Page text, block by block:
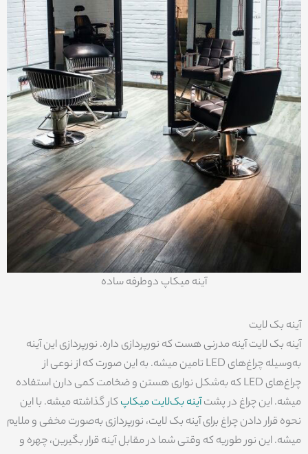
آینه میکاپ دوطرفه ساده
آینه بک لایت
آینه بک لایت آینه مدرنی هست که نورپردازی داره. نورپردازی این آینه
به‌وسیله چراغ‌های LED تامین میشه. به این صورت که از نوعی از
چراغ‌های LED که به‌شکل نواری هستن و ضخامت کمی دارن استفاده
میشه. این چراغ در پشتآینه بک‌لایت میکاپکار گذاشته میشه. با این
نحوه قرار دادن چراغ برای آینه بک لایت، نورپردازی به‌صورت مخفی و ملایم
میشه. این نور طوریه که وقتی شما در مقابل آینه قرار بگیرین، چهره و